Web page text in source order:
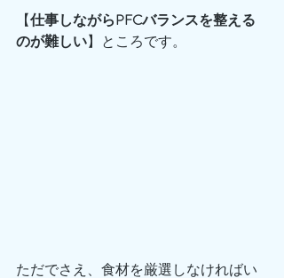
【仕事しながらPFCバランスを整える
のが難しい】ところです。
ただでさえ、食材を厳選しなければい